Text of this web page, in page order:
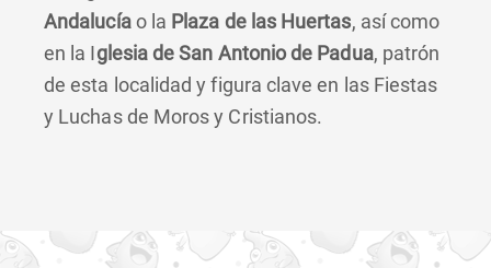
Andalucíao la Plaza de las Huertas, así como
en la Iglesia de San Antonio de Padua, patrón
de esta localidad y figura clave en las Fiestas
y Luchas de Moros y Cristianos.